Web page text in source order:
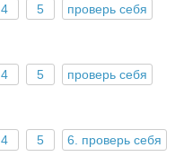
4 5 проверь себя
4 5 проверь себя
4 5 6. проверь себя